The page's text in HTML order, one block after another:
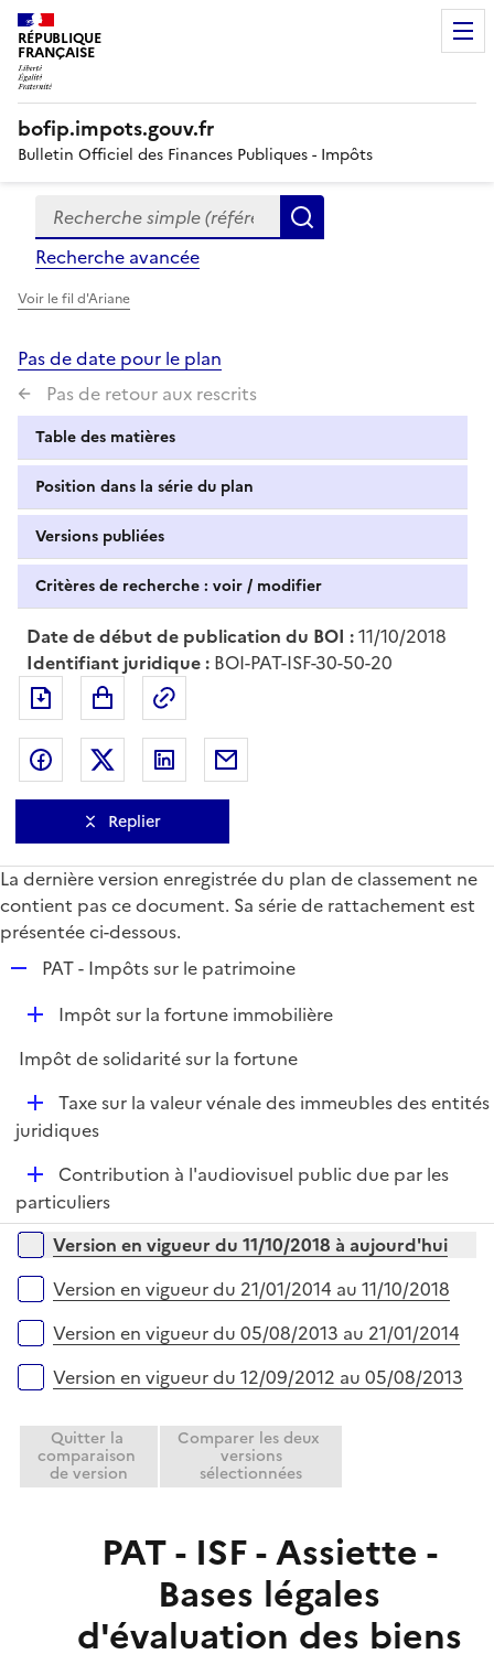
RÉPUBLIQUE
FRANÇAISE
bofip.impots.gouv.fr
Bulletin Officiel des Finances Publiques - Impôts
Formulaire
de
recherche
Recherche simple (références, mots clés, partie du
Recherche avancée
Voir le fil d'Ariane
Pas de date pour le plan
Pas de retour aux rescrits
Table des matières
Position dans la série du plan
Versions publiées
Critères de recherche : voir / modifier
Date de début de publication du BOI :11/10/2018
Identifiant juridique : BOI-PAT-ISF-30-50-20
Exporter le document au format pdf
Partager sur Facebook
Partager sur Twitter
Partager sur LinkedIn
Replier
La dernière version enregistrée du plan de classement ne
contient pas ce document. Sa série de rattachement est
présentée ci-dessous.
p
i
e
r
PAT - Impôts sur le patrimoine
D
p
i
e
Impôt sur la fortune immobilière
Impôt de solidarité sur la fortune
D
é
i
e
r
Taxe sur la valeur vénale des immeubles des entités
juridiques
D
é
p
e
r
Contribution à l'audiovisuel public due par les
particuliers
Versions sur la période
Version en vigueur du 11/10/2018 à aujourd'hui
Version en vigueur du 21/01/2014 au 11/10/2018
Version en vigueur du 05/08/2013 au 21/01/2014
Version en vigueur du 12/09/2012 au 05/08/2013
Quitter la
comparaison
de version
Comparer les deux
versions
sélectionnées
PAT - ISF - Assiette -
Bases légales
d'évaluation des biens